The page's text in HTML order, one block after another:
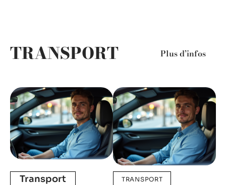
TRANSPORT Plus d’infos
Transport TRANSPORT